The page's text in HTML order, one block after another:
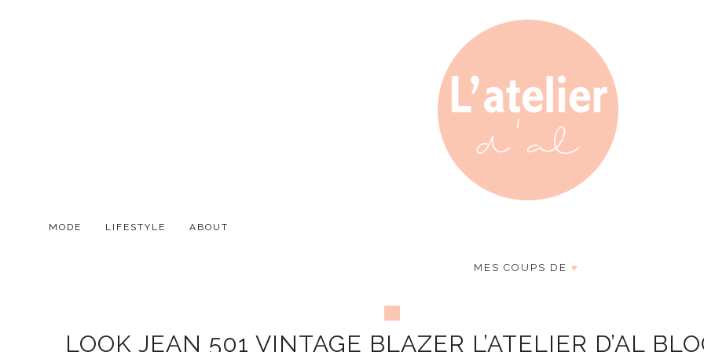
MODE LIFESTYLE ABOUT
MES COUPS DE ♥
LOOK JEAN 501 VINTAGE BLAZER L’ATELIER D’AL